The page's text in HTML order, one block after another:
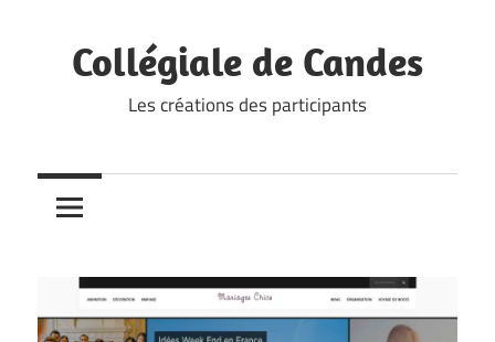
contentCollégiale de Candes
Les créations des participants